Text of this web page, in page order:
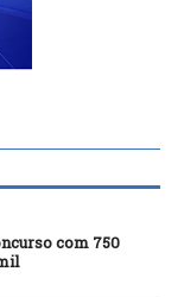
com 750